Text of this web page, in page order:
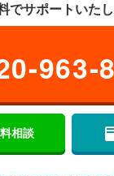
でサポートいたし
963-
相談